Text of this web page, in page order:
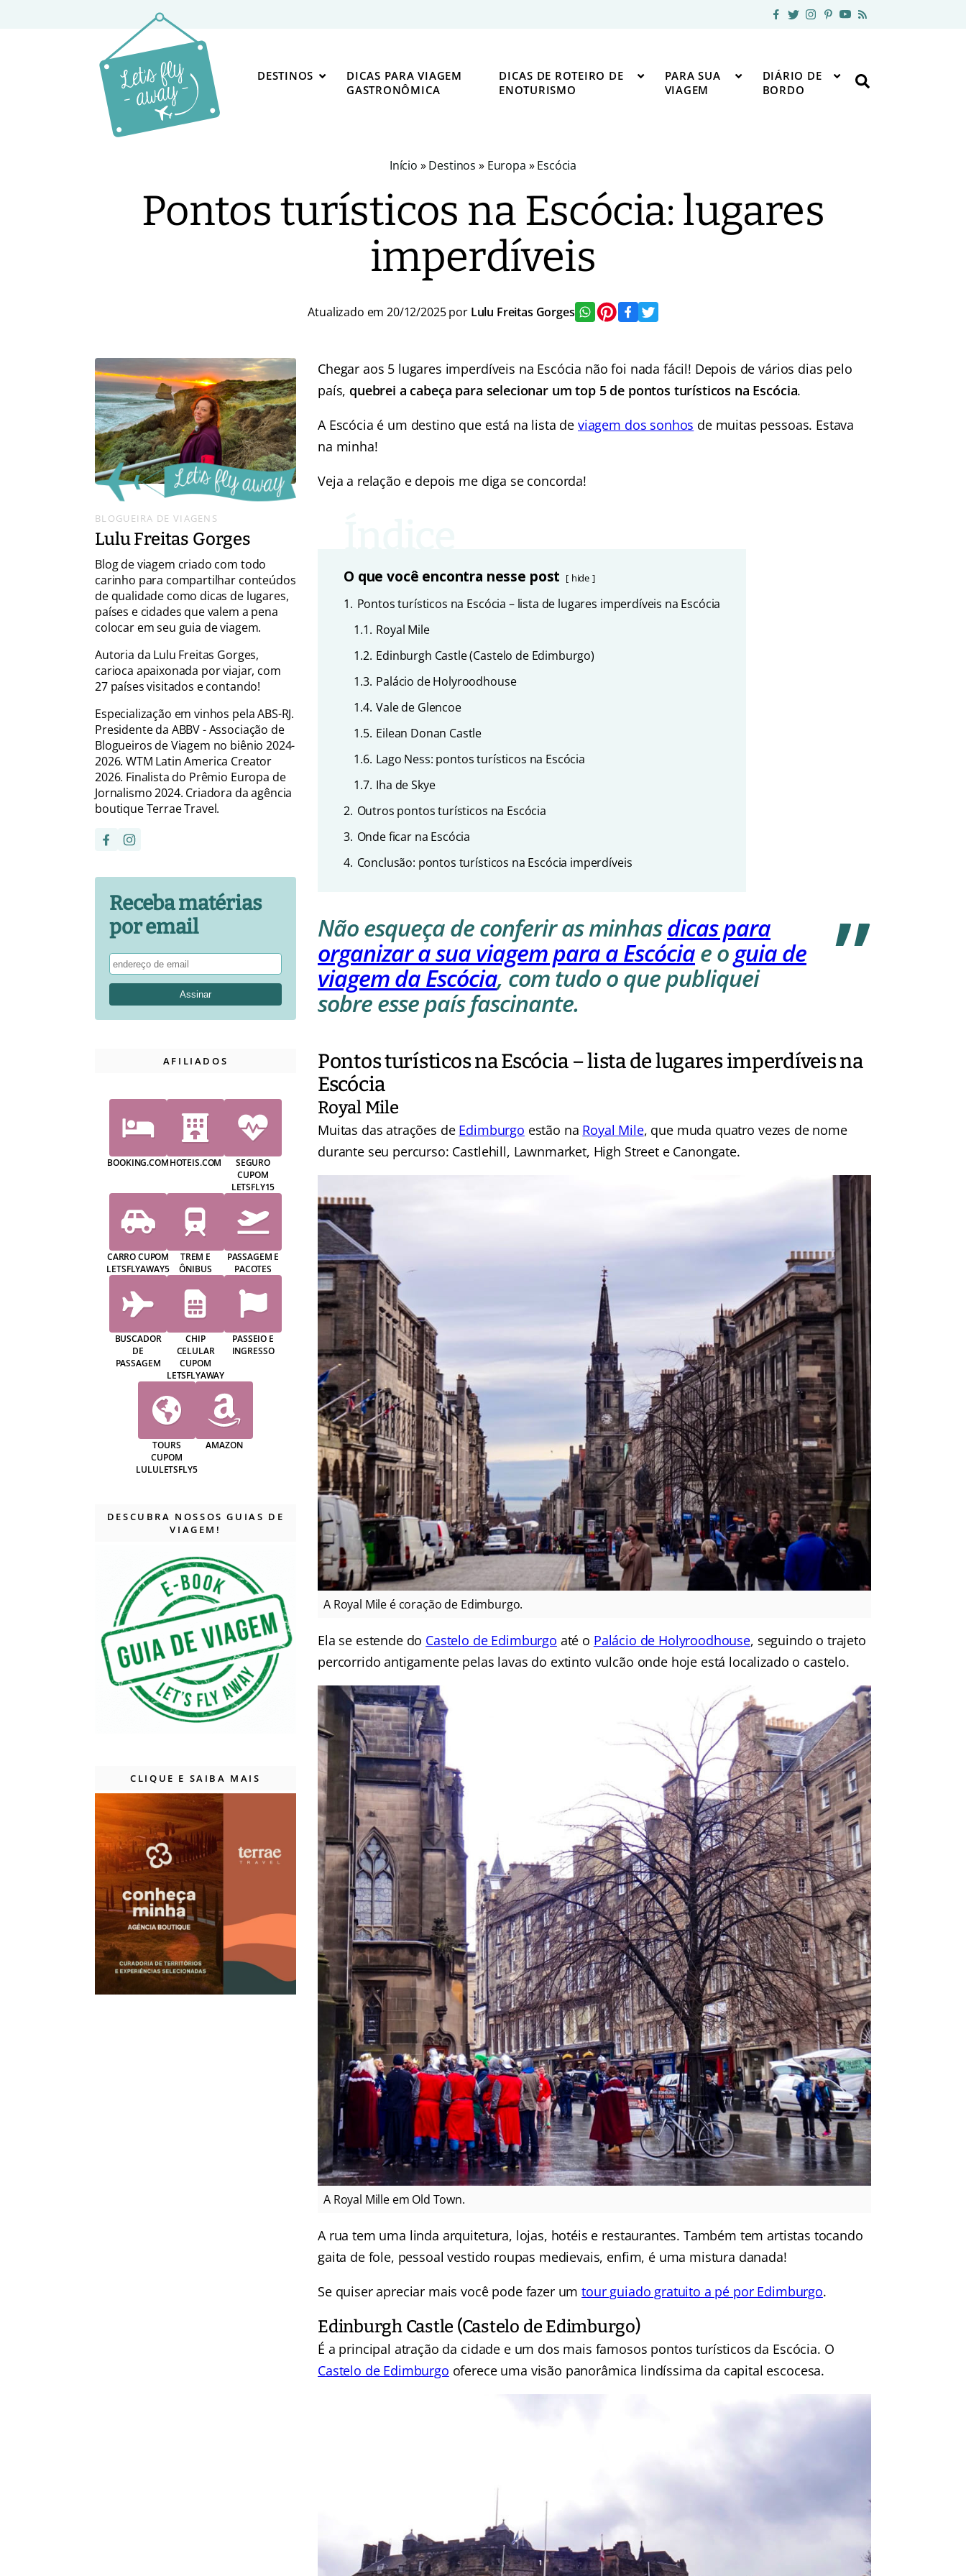
DESTINOS
DICAS PARA VIAGEM
GASTRONÔMICA
DICAS DE ROTEIRO DE
ENOTURISMO
PARA SUA
VIAGEM
DIÁRIO DE
BORDO
Início »Destinos » Europa »Escócia
Pontos turísticos na Escócia: lugares
imperdíveis
Atualizado em 20/12/2025 por Lulu Freitas Gorges
Chegar aos 5 lugares imperdíveis na Escócia não foi nada fácil! Depois de vários dias pelo
país, quebrei a cabeça para selecionar um top 5 de pontos turísticos na Escócia.
A Escócia é um destino que está na lista de viagem dos sonhos de muitas pessoas. Estava
na minha!
Veja a relação e depois me diga se concorda!
O que você encontra nesse post hide
1. Pontos turísticos na Escócia – lista de lugares imperdíveis na Escócia
1.1. Royal Mile
1.2. Edinburgh Castle (Castelo de Edimburgo)
1.3. Palácio de Holyroodhouse
1.4. Vale de Glencoe
1.5. Eilean Donan Castle
1.6. Lago Ness: pontos turísticos na Escócia
1.7. Iha de Skye
2. Outros pontos turísticos na Escócia
3. Onde ficar na Escócia
4. Conclusão: pontos turísticos na Escócia imperdíveis
Não esqueça de conferir as minhasdicas para
organizar a sua viagem para a Escóciae oguia de
viagem da Escócia, com tudo o que publiquei
sobre esse país fascinante.
Pontos turísticos na Escócia – lista de lugares imperdíveis na
Escócia
Royal Mile
Muitas das atrações de Edimburgo estão na Royal Mile, que muda quatro vezes de nome
durante seu percurso: Castlehill, Lawnmarket, High Street e Canongate.
A Royal Mile é coração de Edimburgo.
Ela se estende do Castelo de Edimburgo até o Palácio de Holyroodhouse, seguindo o trajeto
percorrido antigamente pelas lavas do extinto vulcão onde hoje está localizado o castelo.
A Royal Mille em Old Town.
A rua tem uma linda arquitetura, lojas, hotéis e restaurantes. Também tem artistas tocando
gaita de fole, pessoal vestido roupas medievais, enfim, é uma mistura danada!
Se quiser apreciar mais você pode fazer umtour guiado gratuito a pé por Edimburgo.
Edinburgh Castle (Castelo de Edimburgo)
É a principal atração da cidade e um dos mais famosos pontos turísticos da Escócia. O
Castelo de Edimburgo oferece uma visão panorâmica lindíssima da capital escocesa.
BLOGUEIRA DE VIAGENS
Lulu Freitas Gorges
Blog de viagem criado com todo
carinho para compartilhar conteúdos
de qualidade como dicas de lugares,
países e cidades que valem a pena
colocar em seu guia de viagem.
Autoria da Lulu Freitas Gorges,
carioca apaixonada por viajar, com
27 países visitados e contando!
Especialização em vinhos pela ABS-RJ.
Presidente da ABBV - Associação de
Blogueiros de Viagem no biênio 2024-
2026. WTM Latin America Creator
2026. Finalista do Prêmio Europa de
Jornalismo 2024. Criadora da agência
boutique Terrae Travel.
Receba matérias
por email
AFILIADOS
BOOKING.COMHOTEIS.COM
SEGURO
CUPOM
LETSFLY15
CARRO CUPOM
LETSFLYAWAY5
TREM E
ÔNIBUS
PASSAGEM E
PACOTES
BUSCADOR
DE
PASSAGEM
CHIP
CELULAR
CUPOM
LETSFLYAWAY
PASSEIO E
INGRESSO
TOURS
CUPOM
LULULETSFLY5
AMAZON
DESCUBRA NOSSOS GUIAS DE
VIAGEM!
CLIQUE E SAIBA MAIS